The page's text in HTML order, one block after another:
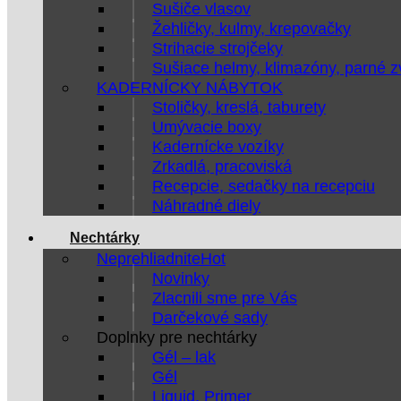
Sušiče vlasov
Žehličky, kulmy, krepovačky
Strihacie strojčeky
Sušiace helmy, klimazóny, parné
KADERNÍCKY NÁBYTOK
Stoličky, kreslá, taburety
Umývacie boxy
Kadernícke vozíky
Zrkadlá, pracoviská
Recepcie, sedačky na recepciu
Náhradné diely
Nechtárky
Neprehliadnite
Novinky
Zlacnili sme pre Vás
Darčekové sady
Doplnky pre nechtárky
Gél – lak
Gél
Liquid, Primer